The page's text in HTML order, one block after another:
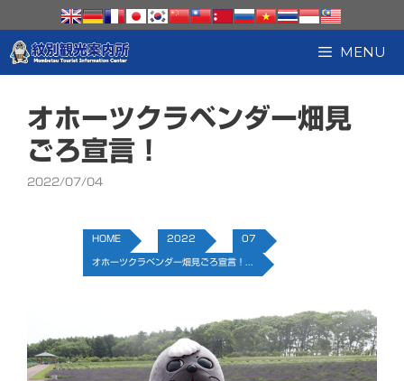
ン
テ
ン
MENU
オホーツクラベンダー畑見
ごろ宣言！
2022/07/04
HOME 2022 07
オホーツクラベンダー畑見ごろ宣言！...